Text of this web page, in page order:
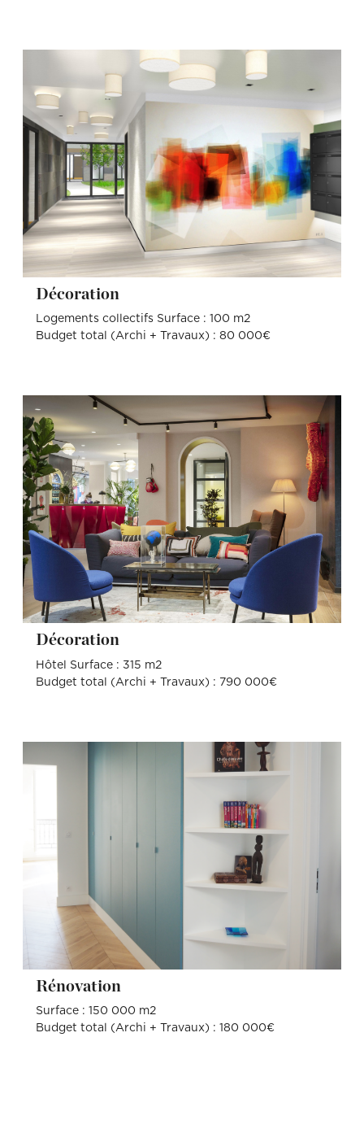
Décoration
Logements collectifs Surface : 100 m2
Budget total (Archi + Travaux) : 80 000€
Décoration
Hôtel Surface : 315 m2
Budget total (Archi + Travaux) : 790 000€
Rénovation
Surface : 150 000 m2
Budget total (Archi + Travaux) : 180 000€